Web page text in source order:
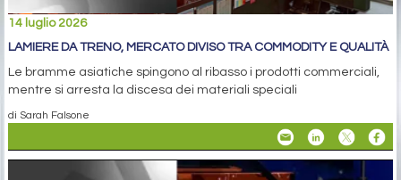
14 luglio 2026
LAMIERE DA TRENO, MERCATO DIVISO TRA COMMODITY E QUALITÀ
Le bramme asiatiche spingono al ribasso i prodotti commerciali,
mentre si arresta la discesa dei materiali speciali
di Sarah Falsone